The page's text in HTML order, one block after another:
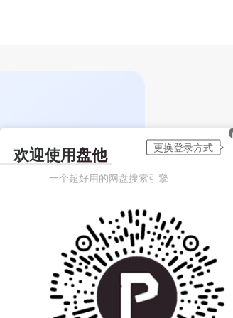
欢迎使用盘他
一个超好用的网盘搜索引擎